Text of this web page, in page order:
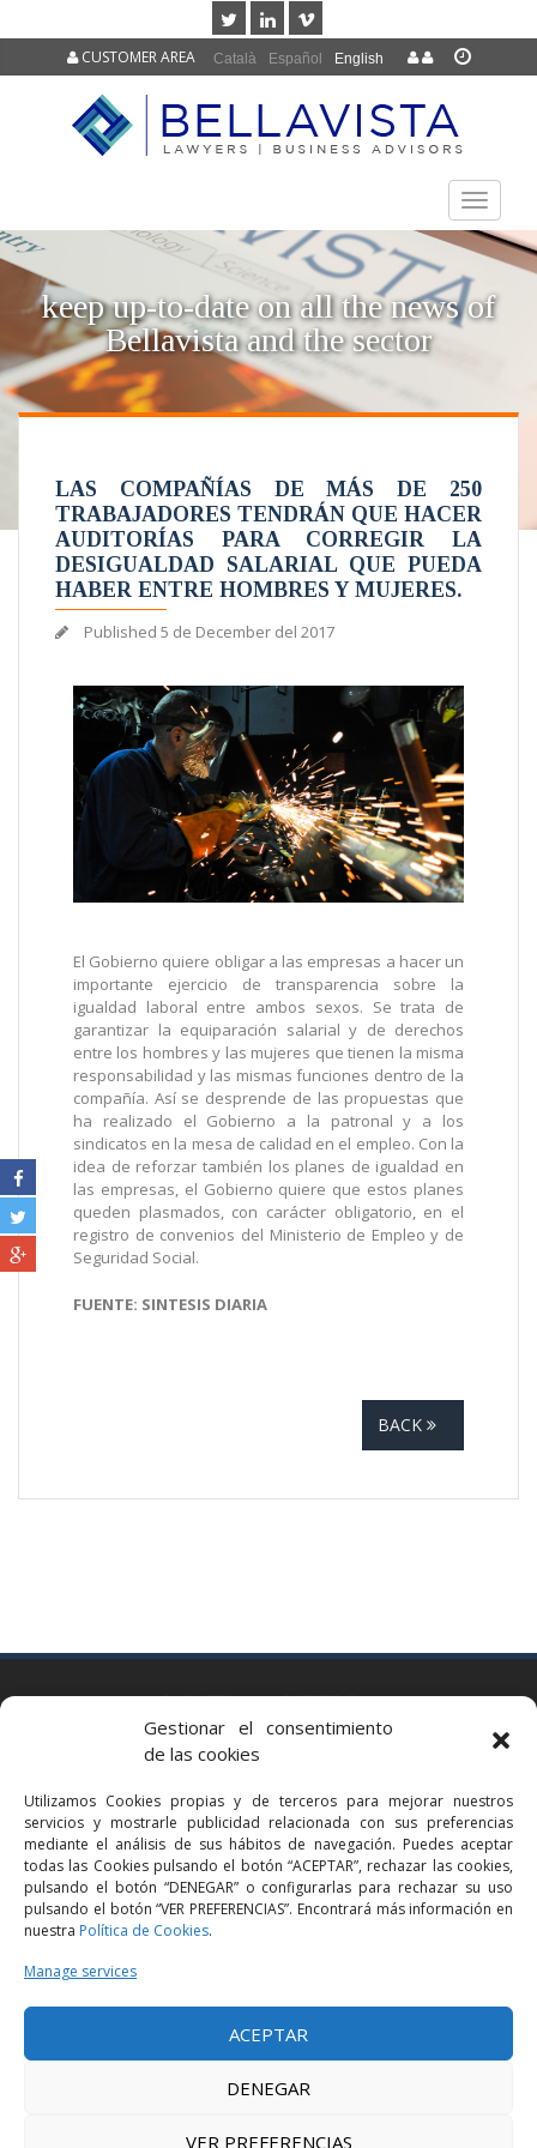
Gestionar el consentimiento
de las cookies
Utilizamos Cookies propias y de terceros para mejorar nuestros
servicios y mostrarle publicidad relacionada con sus preferencias
mediante el análisis de sus hábitos de navegación. Puedes aceptar
todas las Cookies pulsando el botón “ACEPTAR”, rechazar las cookies,
pulsando el botón “DENEGAR” o configurarlas para rechazar su uso
pulsando el botón “VER PREFERENCIAS”. Encontrará más información en
nuestra Política de Cookies.
Manage services
ACEPTAR
DENEGAR
VER PREFERENCIAS
Català Español English
CUSTOMER AREA
TOGGLE
keep up-to-date on all the news of
Bellavista and the sector
LAS COMPAÑÍAS DE MÁS DE 250
TRABAJADORES TENDRÁN QUE HACER
AUDITORÍAS PARA CORREGIR LA
DESIGUALDAD SALARIAL QUE PUEDA
HABER ENTRE HOMBRES Y MUJERES.
Published 5 de December del 2017
El Gobierno quiere obligar a las empresas a hacer un
importante ejercicio de transparencia sobre la
igualdad laboral entre ambos sexos. Se trata de
garantizar la equiparación salarial y de derechos
entre los hombres y las mujeres que tienen la misma
responsabilidad y las mismas funciones dentro de la
compañía. Así se desprende de las propuestas que
ha realizado el Gobierno a la patronal y a los
sindicatos en la mesa de calidad en el empleo. Con la
idea de reforzar también los planes de igualdad en
las empresas, el Gobierno quiere que estos planes
queden plasmados, con carácter obligatorio, en el
registro de convenios del Ministerio de Empleo y de
Seguridad Social.
FUENTE: SINTESIS DIARIA
BACK
Via Augusta 2 bis, 3º, 08006 Barcelona
bcn@bellavistalegal.eu
GRANOLLERS
C/ Sant Jaume, 16 1r, 08401 Granollers (Bcn)
+34 93 860 39 60
grn@bellavistalegal.eu
MADRID
C/ Serrano 114, 2º izq. 28006 Madrid.
+34 91 431 98 21 | +34 91 431 98 95
mad@bellavistalegal.eu